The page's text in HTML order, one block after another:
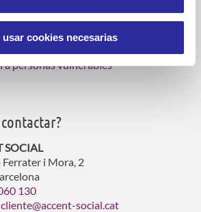
usar cookies necesarias
de atención domiciliaria
residencias para mayores
a personas vulnerables
SOCIAL
Ferrater i Mora, 2
130
social.cat